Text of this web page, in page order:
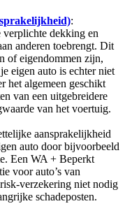
:
dekking en
anderen toebrengt. Dit
of eigendommen zijn,
eigen auto is echter niet
het algemeen geschikt
van een uitgebreidere
van het voertuig.
aansprakelijkheid
auto door bijvoorbeeld
Een WA + Beperkt
voor auto’s van
verzekering niet nodig
schadeposten.